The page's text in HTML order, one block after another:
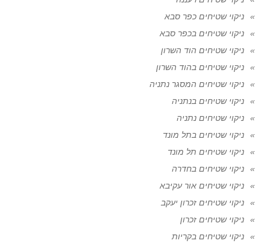
ניקוי שטיחים כפר סבא
ניקוי שטיחים בכפר סבא
ניקוי שטיחים הוד השרון
ניקוי שטיחים בהוד השרון
ניקוי שטיחים המסגר נתניה
ניקוי שטיחים בנתניה
ניקוי שטיחים נתניה
ניקוי שטיחים בתל מונד
ניקוי שטיחים תל מונד
ניקוי שטיחים בחדרה
ניקוי שטיחים אור עקיבא
ניקוי שטיחים זכרון יעקב
ניקוי שטיחים זכרון
ניקוי שטיחים בקריות